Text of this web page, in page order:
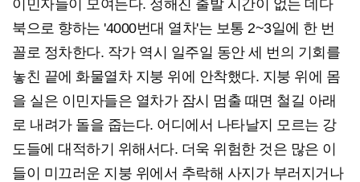
이민자들이 모여든다. 정해진 출발 시간이 없는 데다
북으로 향하는 '4000번대 열차'는 보통 2~3일에 한 번
꼴로 정차한다. 작가 역시 일주일 동안 세 번의 기회를
놓친 끝에 화물열차 지붕 위에 안착했다. 지붕 위에 몸
을 실은 이민자들은 열차가 잠시 멈출 때면 철길 아래
로 내려가 돌을 줍는다. 어디에서 나타날지 모르는 강
도들에 대적하기 위해서다. 더욱 위험한 것은 많은 이
들이 미끄러운 지붕 위에서 추락해 사지가 부러지거나